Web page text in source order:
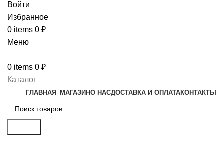
Войти
Избранное
0 items 0 ₽
Меню
0 items 0 ₽
Каталог
ГЛАВНАЯ МАГАЗИНО НАСДОСТАВКА И ОПЛАТАКОНТАКТЫ